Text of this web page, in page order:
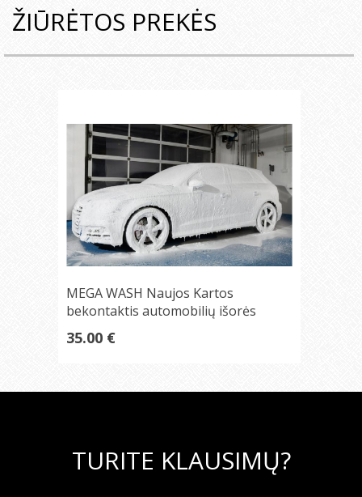
ŽIŪRĖTOS PREKĖS
MEGA WASH Naujos Kartos
bekontaktis automobilių išorės
ploviklis 1:50
35.00 €
TURITE KLAUSIMŲ?